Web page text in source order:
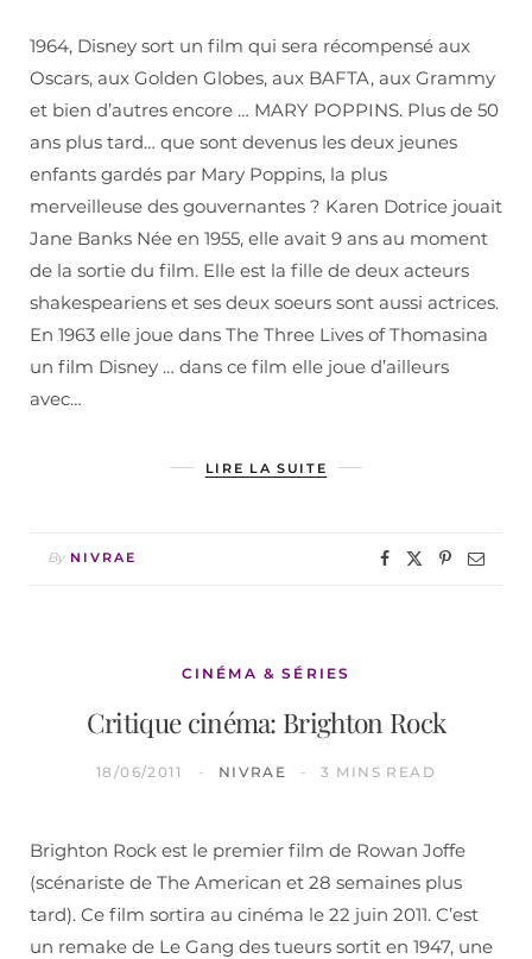
1964, Disney sort un film qui sera récompensé aux
Oscars, aux Golden Globes, aux BAFTA, aux Grammy
et bien d’autres encore … MARY POPPINS. Plus de 50
ans plus tard… que sont devenus les deux jeunes
enfants gardés par Mary Poppins, la plus
merveilleuse des gouvernantes ? Karen Dotrice jouait
Jane Banks Née en 1955, elle avait 9 ans au moment
de la sortie du film. Elle est la fille de deux acteurs
shakespeariens et ses deux soeurs sont aussi actrices.
En 1963 elle joue dans The Three Lives of Thomasina
un film Disney … dans ce film elle joue d’ailleurs
avec…
LIRE LA SUITE
By NIVRAE
CINÉMA & SÉRIES
Critique cinéma: Brighton Rock
18/06/2011 NIVRAE 3 MINS READ
Brighton Rock est le premier film de Rowan Joffe
(scénariste de The American et 28 semaines plus
tard). Ce film sortira au cinéma le 22 juin 2011. C’est
un remake de Le Gang des tueurs sortit en 1947, une